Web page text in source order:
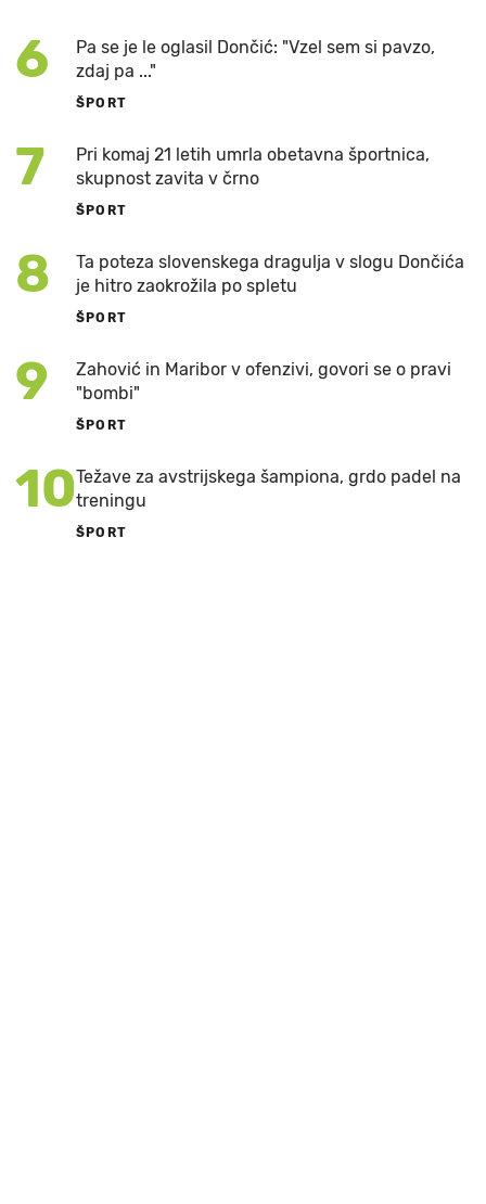
6
Pa se je le oglasil Dončić: "Vzel sem si pavzo,
zdaj pa ..."
ŠPORT
7
Pri komaj 21 letih umrla obetavna športnica,
skupnost zavita v črno
ŠPORT
8
Ta poteza slovenskega dragulja v slogu Dončića
je hitro zaokrožila po spletu
ŠPORT
9
Zahović in Maribor v ofenzivi, govori se o pravi
"bombi"
ŠPORT
10Težave za avstrijskega šampiona, grdo padel na
treningu
ŠPORT